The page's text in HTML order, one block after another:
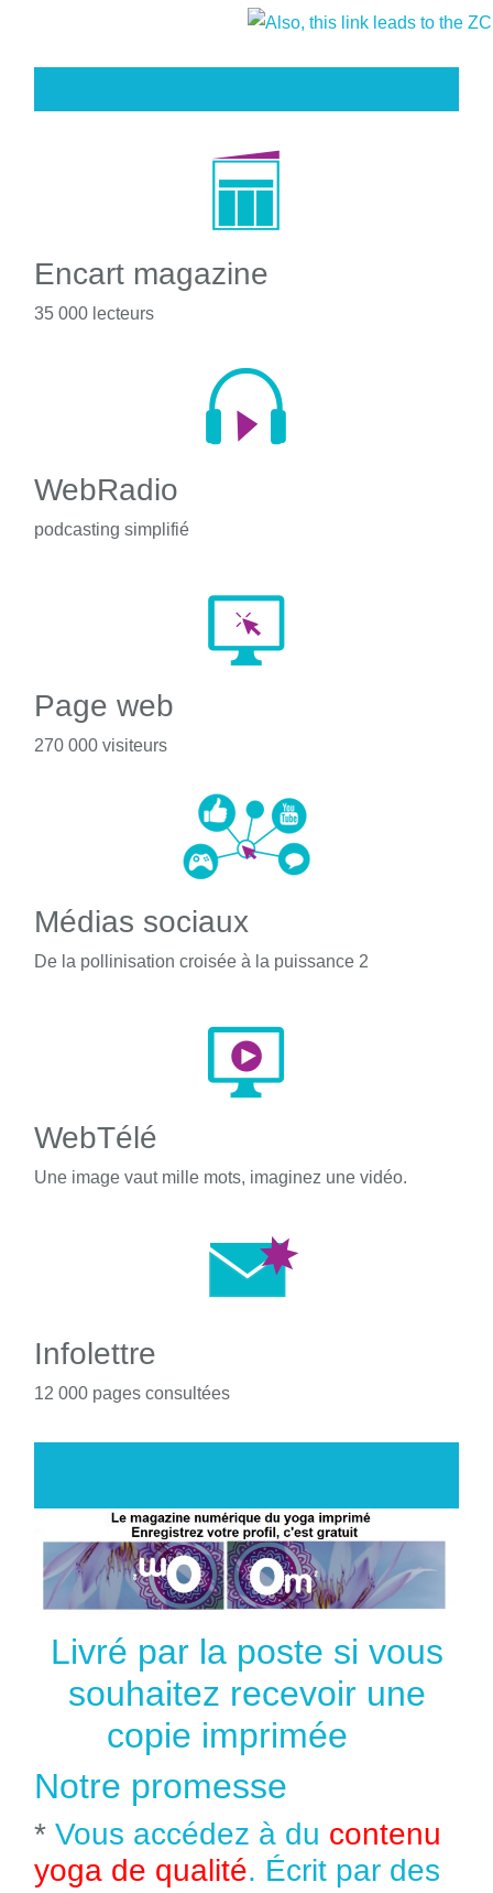
Encart magazine
35 000 lecteurs
WebRadio
podcasting simplifié
Page web
270 000 visiteurs
Médias sociaux
De la pollinisation croisée à la puissance 2
WebTélé
Une image vaut mille mots, imaginez une vidéo.
Infolettre
12 000 pages consultées
Livré par la poste si vous
souhaitez recevoir une
copie imprimée
Notre promesse
* Vous accédez à du contenu
yoga de qualité. Écrit par des